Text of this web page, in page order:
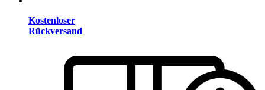
Kostenloser
Rückversand